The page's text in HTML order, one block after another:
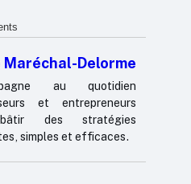
Maréchal-Delorme
au quotidien
et entrepreneurs
des stratégies
simples et efficaces.